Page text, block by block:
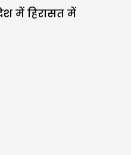
में हिरासत में